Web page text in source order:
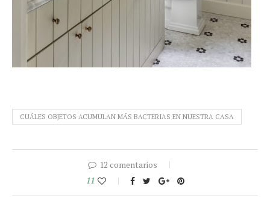
CUÁLES OBJETOS ACUMULAN MÁS BACTERIAS EN NUESTRA CASA
12 comentarios
11